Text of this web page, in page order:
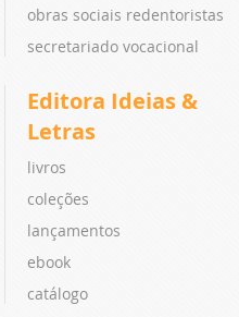
obras sociais redentoristas
secretariado vocacional
Editora Ideias &
Letras
livros
coleções
lançamentos
ebook
catálogo